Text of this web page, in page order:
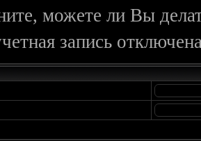
можете ли Вы
запись